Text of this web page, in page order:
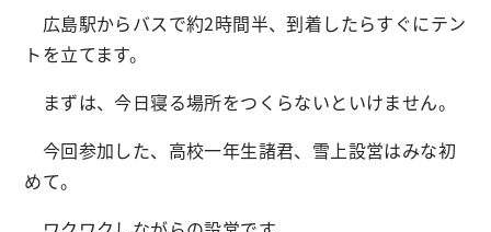
広島駅からバスで約2時間半、到着したらすぐにテン
トを立てます。
まずは、今日寝る場所をつくらないといけません。
今回参加した、高校一年生諸君、雪上設営はみな初
めて。